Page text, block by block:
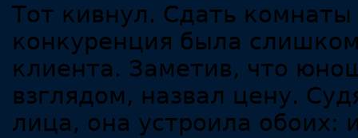
Тот кивнул. Сдать
конкуренция была
клиента. Заметив, что
взглядом, назвал цену.
лица, она устроила обоих: